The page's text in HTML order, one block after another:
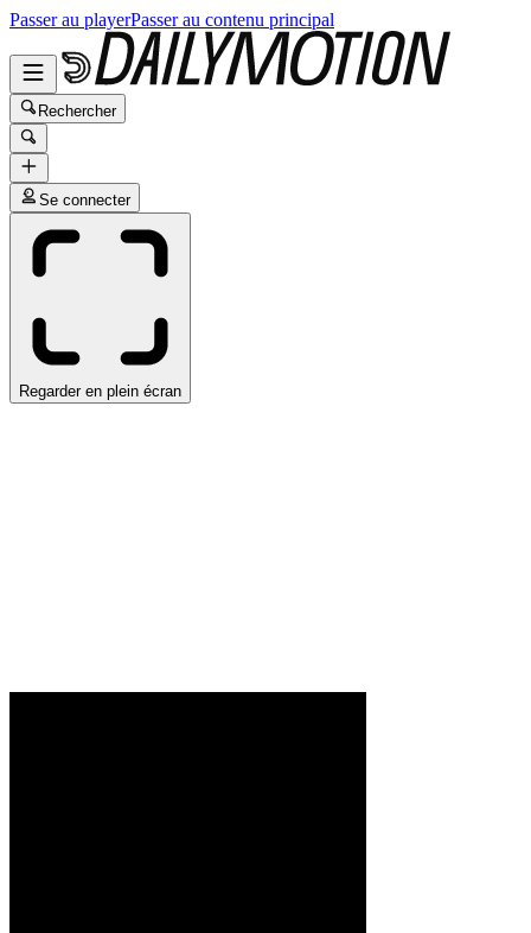
Passer au playerPasser au contenu principal
Rechercher
Se connecter
Regarder en plein écran